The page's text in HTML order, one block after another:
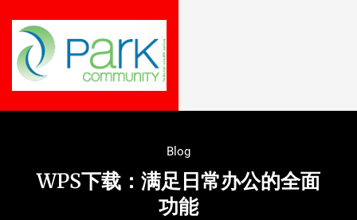
Blog
WPS下载：满足日常办公的全面
功能